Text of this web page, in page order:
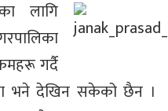
लागि
गर्दै
भने देखिन सकेको छैन ।